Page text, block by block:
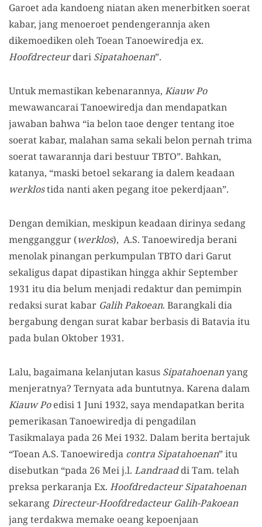
Garoet ada kandoeng niatan aken menerbitken soerat
kabar, jang menoeroet pendengerannja aken
dikemoediken oleh Toean Tanoewiredja ex.
Hoofdrecteurdari Sipatahoenan”.
Untuk memastikan kebenarannya, Kiauw Po
mewawancarai Tanoewiredja dan mendapatkan
jawaban bahwa “ia belon taoe denger tentang itoe
soerat kabar, malahan sama sekali belon pernah trima
soerat tawarannja dari bestuur TBTO”. Bahkan,
katanya, “maski betoel sekarang ia dalem keadaan
werklostida nanti aken pegang itoe pekerdjaan”.
Dengan demikian, meskipun keadaan dirinya sedang
mengganggur (werklos), A.S. Tanoewiredja berani
menolak pinangan perkumpulan TBTO dari Garut
sekaligus dapat dipastikan hingga akhir September
1931 itu dia belum menjadi redaktur dan pemimpin
redaksi surat kabar Galih Pakoean. Barangkali dia
bergabung dengan surat kabar berbasis di Batavia itu
pada bulan Oktober 1931.
Lalu, bagaimana kelanjutan kasus Sipatahoenanyang
menjeratnya? Ternyata ada buntutnya. Karena dalam
Kiauw Poedisi 1 Juni 1932, saya mendapatkan berita
pemerikasan Tanoewiredja di pengadilan
Tasikmalaya pada 26 Mei 1932. Dalam berita bertajuk
“Toean A.S. Tanoewiredja contra Sipatahoenan” itu
disebutkan “pada 26 Mei j.l. Landraaddi Tam. telah
preksa perkaranja Ex. Hoofdredacteur Sipatahoenan
sekarangDirecteur-Hoofdredacteur Galih-Pakoean
jang terdakwa memake oeang kepoenjaan